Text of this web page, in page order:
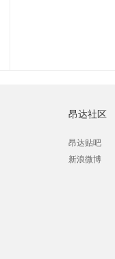
昂达社区
昂达贴吧
新浪微博